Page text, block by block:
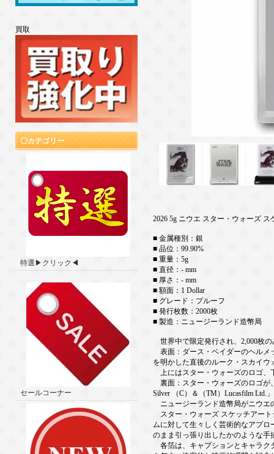
買取
カテゴリー
特選▶クリック◀
セールコーナー
2026 5g ニウエ スター・ウォーズ
■ 金属種別：銀
■ 品位：99.90%
■ 重量：5g
■ 直径：- mm
■ 厚さ：- mm
■ 額面：1 Dollar
■ グレード：プルーフ
■ 発行枚数：2000枚
■ 製造：ニュージーランド造幣局
世界中で限定発行され、2,000枚
表面：ダース・ベイダーのヘルメ
を明かした直後のルーク・スカイ
上にはスター・ウォーズのロゴ、
裏面：スター・ウォーズのロゴが
Silver （C）＆（TM）Lucasfilm Ltd.
ニュージーランド造幣局がニウエ
スター・ウォーズ スケッチアート
ムに対して生々しく芸術的なアプ
のまま引っ張り出したかのような
各箔は、キャプションとキャラク